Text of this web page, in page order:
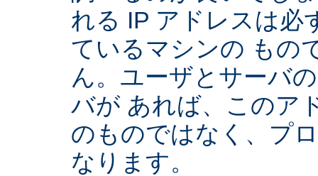
れる IP アドレスは必
ているマシンの もの
ん。ユーザとサーバ
バが あれば、このア
のものではなく、プ
なります。